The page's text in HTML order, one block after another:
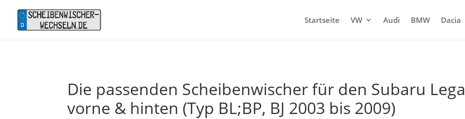
Startseite VW Audi BMW Dacia
Die passenden Scheibenwischer für den Subaru
vorne & hinten (Typ BL;BP, BJ 2003 bis 2009)